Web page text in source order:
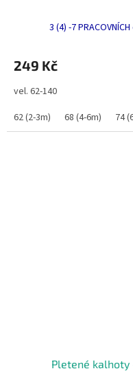
3 (4) -7
249 Kč
vel. 62-140
62 (2-3m)
68 (4-6m) 74
Pletené kalhoty